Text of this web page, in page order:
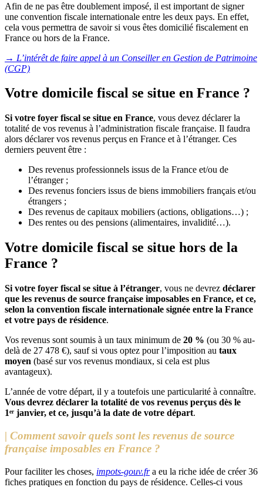
Afin de ne pas être doublement imposé, il est important de signer
une convention fiscale internationale entre les deux pays. En effet,
cela vous permettra de savoir si vous êtes domicilié fiscalement en
France ou hors de la France.
→ L’intérêt de faire appel à un Conseiller en Gestion de Patrimoine
(CGP)
Votre domicile fiscal se situe en France ?
Si votre foyer fiscal se situe en France, vous devez déclarer la
totalité de vos revenus à l’administration fiscale française. Il faudra
alors déclarer vos revenus perçus en France et à l’étranger. Ces
derniers peuvent être :
Des revenus professionnels issus de la France et/ou de
l’étranger ;
Des revenus fonciers issus de biens immobiliers français et/ou
étrangers ;
Des revenus de capitaux mobiliers (actions, obligations…) ;
Des rentes ou des pensions (alimentaires, invalidité…).
Votre domicile fiscal se situe hors de la
France ?
Si votre foyer fiscal se situe à l’étranger, vous ne devrez déclarer
que les revenus de source française imposables en France, et ce,
selon la convention fiscale internationale signée entre la France
et votre pays de résidence.
Vos revenus sont soumis à un taux minimum de 20 % (ou 30 % au-
delà de 27 478 €), sauf si vous optez pour l’imposition au taux
moyen (basé sur vos revenus mondiaux, si cela est plus
avantageux).
L’année de votre départ, il y a toutefois une particularité à connaître.
Vous devrez déclarer la totalité de vos revenus perçus dès le
1ᵉʳ janvier, et ce, jusqu’à la date de votre départ.
| Comment savoir quels sont les revenus de source
française imposables en France ?
Pour faciliter les choses, impots-gouv.fr a eu la riche idée de créer 36
fiches pratiques en fonction du pays de résidence. Celles-ci vous